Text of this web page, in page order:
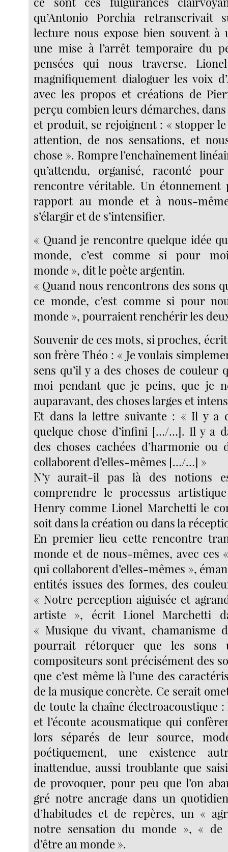
qu’Antonio Porchia
lecture nous expose bien souvent à
une mise à l’arrêt temporaire du
pensées qui nous traverse.
magnifiquement dialoguer les voix
avec les propos et créations de
perçu combien leurs démarches,
et produit, se rejoignent : « stopper
attention, de nos sensations, et
chose ». Rompre l’enchaînement
qu’attendu, organisé, raconté
rencontre véritable. Un étonnement
rapport au monde et à nous-
s’élargir et de s’intensifier.
« Quand je rencontre quelque idée
monde, c’est comme si pour
monde », dit le poète argentin.
« Quand nous rencontrons des sons
ce monde, c’est comme si pour
monde », pourraient renchérir les
Souvenir de ces mots, si proches,
son frère Théo : « Je voulais
sens qu’il y a des choses de couleur
moi pendant que je peins, que je
auparavant, des choses larges et
Et dans la lettre suivante : « Il y a
quelque chose d’infini […/…]. Il y a
des choses cachées d’harmonie ou
collaborent d’elles-mêmes […/…] »
N’y aurait-il pas là des notions
comprendre le processus
Henry comme Lionel Marchetti le
soit dans la création ou dans la
En premier lieu cette rencontre
monde et de nous-mêmes, avec ces
qui collaborent d’elles-mêmes »,
entités issues des formes, des
« Notre perception aiguisée et
artiste », écrit Lionel Marchetti
« Musique du vivant, chamanisme
pourrait rétorquer que les sons
compositeurs sont précisément des
que c’est même là l’une des
de la musique concrète. Ce serait
de toute la chaîne électroacoustique :
et l’écoute acousmatique qui
lors séparés de leur source,
poétiquement, une existence
inattendue, aussi troublante que
de provoquer, pour peu que l’on
gré notre ancrage dans un
d’habitudes et de repères, un «
notre sensation du monde », « de
d’être au monde ».